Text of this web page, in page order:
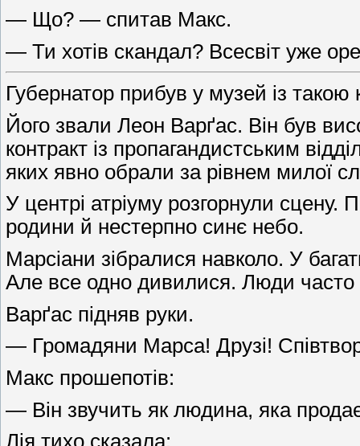
— Що? — спитав Макс.
— Ти хотів скандал? Всесвіт уже
Губернатор прибув у музей із
Його звали Леон Варґас. Він був
контракт із пропагандистським
яких явно обрали за рівнем милої
У центрі атріуму розгорнули сцену.
родини й нестерпно синє небо.
Марсіани зібралися навколо. У
Але все одно дивилися. Люди часто
Варґас підняв руки.
— Громадяни Марса! Друзі!
Макс прошепотів:
— Він звучить як людина, яка
Лія тихо сказала: